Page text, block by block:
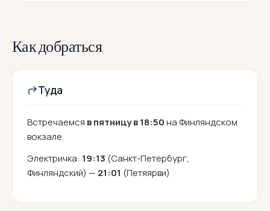
Как добраться
Туда
Встречаемся в пятницу в 18:50на Финляндском
вокзале.
Электричка: 19:13 (Санкт-Петербург,
Финляндский) — 21:01 (Петяярви)